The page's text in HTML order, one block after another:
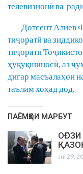
телевизионӣ ва
Дотсент Алиев
тиҷоратӣ ва
тиҷорати
ҳуқуқшиносӣ, аз
дигар масъалаҳои
таълим хоҳад дод.
ПАЁМҲОИ МАРБУТ
Jul 29,